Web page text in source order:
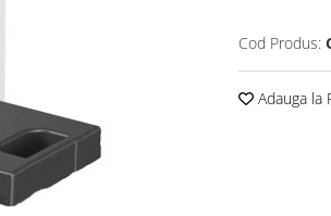
Cod Produs:
Adauga la